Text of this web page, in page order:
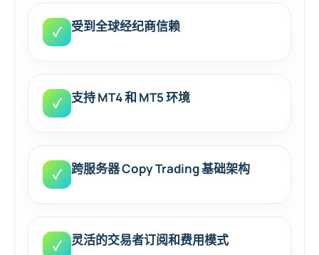
✓ 受到全球经纪商信赖
✓ 支持 MT4 和 MT5 环境
✓ 跨服务器 Copy Trading 基础架构
✓ 灵活的交易者订阅和费用模式